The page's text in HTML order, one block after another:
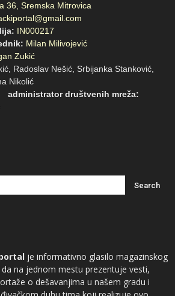
36, Sremska Mitrovica
IN000217
Milan Milivojević
Zukić
Radoslav Nešić, Srbijanka Stanković,
Katarina Nikolić
administrator društvenih mreža:
je informativno glasilo magazinskog
na jednom mestu prezentuje vesti,
o dešavanjima u našem gradu i